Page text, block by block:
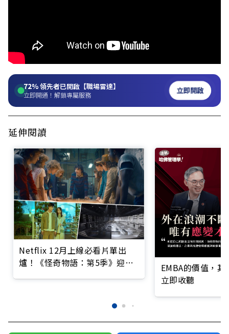
72%領先者已開啟【職場雷達】
立即開通！解鎖專屬服務 立即開啟
延伸閱讀
Netflix 12月上線必看片單出
爐！《怪奇物語：第5季》迎向
EMBA的價值，
立即收聽